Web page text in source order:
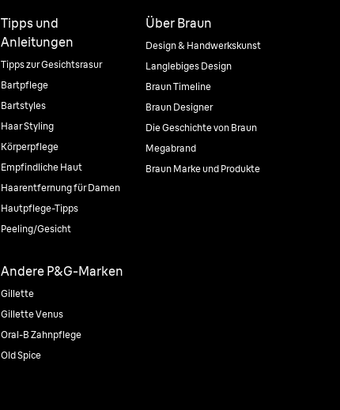
Tipps und
Anleitungen
Tipps zur Gesichtsrasur
Bartpflege
Bartstyles
Haar Styling
Körperpflege
Empfindliche Haut
Haarentfernung für Damen
Hautpflege-Tipps
Peeling/Gesicht
Über Braun
Design & Handwerkskunst
Langlebiges Design
Braun Timeline
Braun Designer
Die Geschichte von Braun
Megabrand
Braun Marke und Produkte
Andere P&G-Marken
Gillette
Gillette Venus
Oral-B Zahnpflege
Old Spice